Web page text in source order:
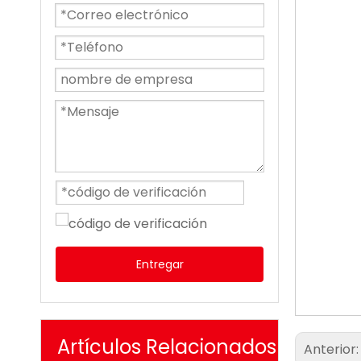
Entregar
Artículos Relacionados Anterior: